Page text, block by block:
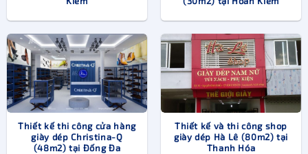
Thiết kế thi công cửa hàng
giày dép Christina-Q
(48m2) tại Đống Đa
Thiết kế và thi công shop
giày dép Hà Lê (80m2) tại
Thanh Hóa